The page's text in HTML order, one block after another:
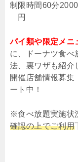
制限時間60分
円
パイ類や限定メニ
に、ドーナツ食べ
法、裏ワザも紹介
開催店舗情報募
ート中！
※食べ放題実施状
確認の上でご利用